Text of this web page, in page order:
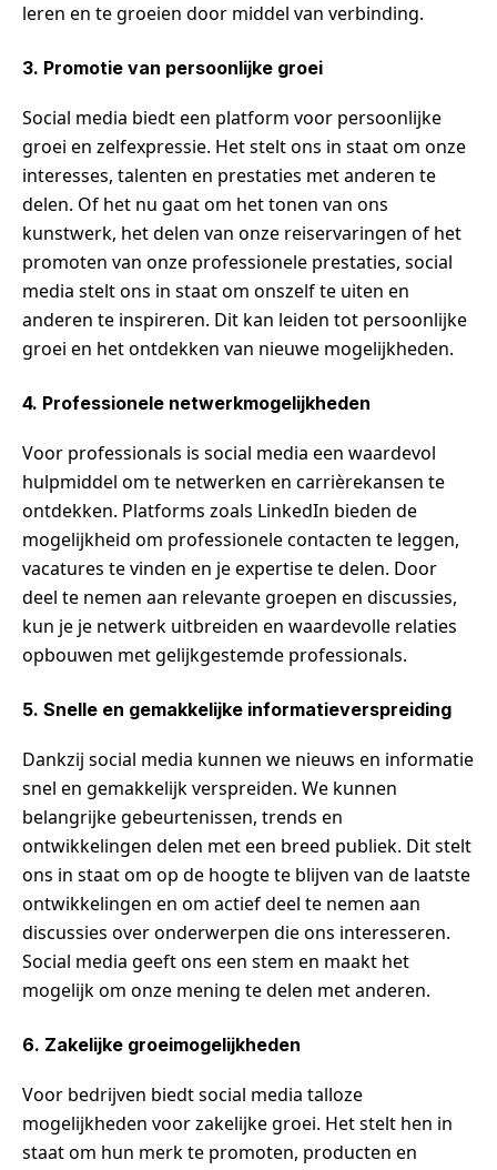
leren en te groeien door middel van verbinding.
3. Promotie van persoonlijke groei
Social media biedt een platform voor persoonlijke
groei en zelfexpressie. Het stelt ons in staat om onze
interesses, talenten en prestaties met anderen te
delen. Of het nu gaat om het tonen van ons
kunstwerk, het delen van onze reiservaringen of het
promoten van onze professionele prestaties, social
media stelt ons in staat om onszelf te uiten en
anderen te inspireren. Dit kan leiden tot persoonlijke
groei en het ontdekken van nieuwe mogelijkheden.
4. Professionele netwerkmogelijkheden
Voor professionals is social media een waardevol
hulpmiddel om te netwerken en carrièrekansen te
ontdekken. Platforms zoals LinkedIn bieden de
mogelijkheid om professionele contacten te leggen,
vacatures te vinden en je expertise te delen. Door
deel te nemen aan relevante groepen en discussies,
kun je je netwerk uitbreiden en waardevolle relaties
opbouwen met gelijkgestemde professionals.
5. Snelle en gemakkelijke informatieverspreiding
Dankzij social media kunnen we nieuws en informatie
snel en gemakkelijk verspreiden. We kunnen
belangrijke gebeurtenissen, trends en
ontwikkelingen delen met een breed publiek. Dit stelt
ons in staat om op de hoogte te blijven van de laatste
ontwikkelingen en om actief deel te nemen aan
discussies over onderwerpen die ons interesseren.
Social media geeft ons een stem en maakt het
mogelijk om onze mening te delen met anderen.
6. Zakelijke groeimogelijkheden
Voor bedrijven biedt social media talloze
mogelijkheden voor zakelijke groei. Het stelt hen in
staat om hun merk te promoten, producten en